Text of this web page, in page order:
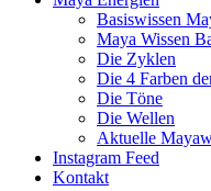
Basiswissen
Maya Wissen
Die Zyklen
Die 4 Farben
Die Töne
Die Wellen
Aktuelle
Instagram Feed
Kontakt